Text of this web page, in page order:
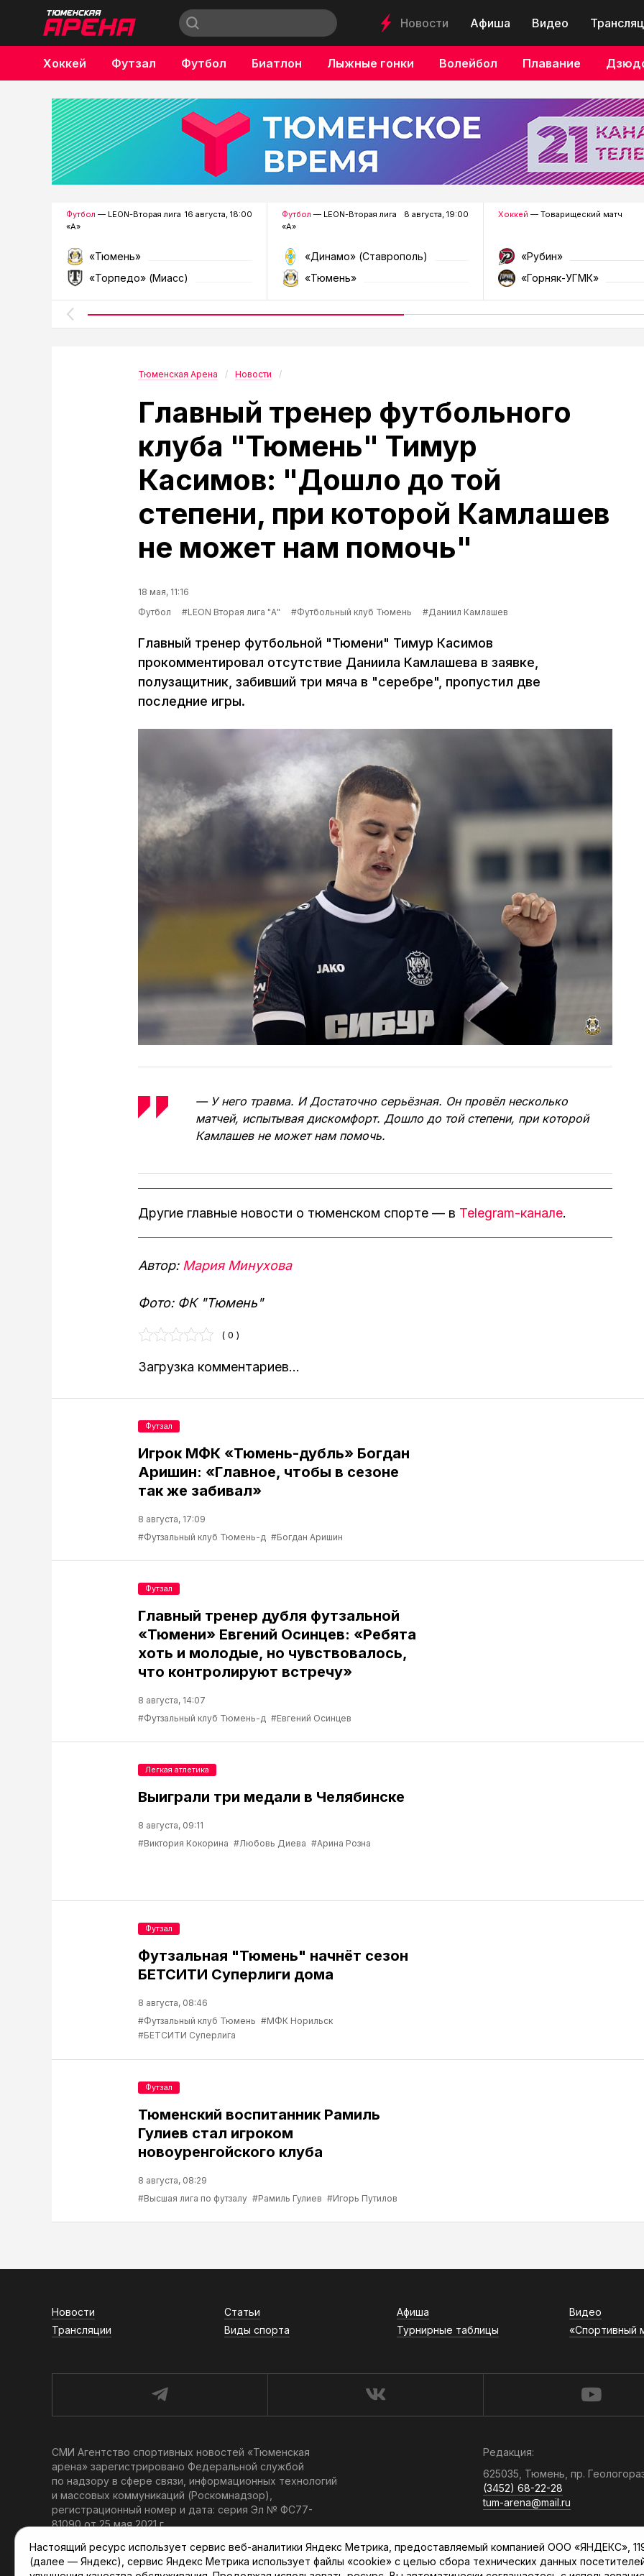
Новости Афиша Видео
Хоккей Футзал Футбол Биатлон Лыжные гонки Волейбол Плавание
Бокс
Футбол — LEON-Вторая лига
«А»
16 августа, 18:00
«Тюмень»
«Торпедо» (Миасс)
Футбол — LEON-Вторая лига
«А»
8 августа, 19:00
«Динамо» (Ставрополь)
«Тюмень»
Хоккей — Товарищеский матч
«Рубин»
«Горняк-УГМК»
Тюменская Арена Новости
Главный тренер футбольного
клуба "Тюмень" Тимур
Касимов: "Дошло до той
степени, при которой Камлашев
не может нам помочь"
18 мая, 11:16
Футбол
#LEON Вторая лига "А" #Футбольный клуб Тюмень #Даниил Камлашев
Главный тренер футбольной "Тюмени" Тимур Касимов
прокомментировал отсутствие Даниила Камлашева в заявке,
полузащитник, забивший три мяча в "серебре", пропустил две
последние игры.
— У него травма. И Достаточно серьёзная. Он провёл несколько
матчей, испытывая дискомфорт. Дошло до той степени, при которой
Камлашев не может нам помочь.
Другие главные новости о тюменском спорте — в Telegram-канале.
Автор: Мария Минухова
Фото: ФК "Тюмень"
( 0 )
Загрузка комментариев...
Игрок МФК «Тюмень-дубль» Богдан
Аришин: «Главное, чтобы в сезоне
так же забивал»
8 августа, 17:09
#Футзальный клуб Тюмень-д #Богдан Аришин
Футзал
Главный тренер дубля футзальной
«Тюмени» Евгений Осинцев: «Ребята
хоть и молодые, но чувствовалось,
что контролируют встречу»
8 августа, 14:07
#Футзальный клуб Тюмень-д #Евгений Осинцев
Футзал
Выиграли три медали в Челябинске
8 августа, 09:11
#Виктория Кокорина #Любовь Диева #Арина Розна
Легкая атлетика
Футзальная "Тюмень" начнёт сезон
БЕТСИТИ Суперлиги дома
8 августа, 08:46
#Футзальный клуб Тюмень #МФК Норильск
#БЕТСИТИ Суперлига
Футзал
Тюменский воспитанник Рамиль
Гулиев стал игроком
новоуренгойского клуба
8 августа, 08:29
#Высшая лига по футзалу #Рамиль Гулиев #Игорь Путилов
Футзал
Новости Статьи Афиша Видео
Трансляции
Виды спорта Турнирные таблицы «Спортивный
СМИ Агентство спортивных новостей «Тюменская
арена» зарегистрировано Федеральной службой
по надзору в сфере связи, информационных технологий
и массовых коммуникаций (Роскомнадзор),
регистрационный номер и дата: серия Эл № ФС77-
81090 от 25 мая 2021 г.
Главный редактор: Мартынов В. В.
При использовании материалов ссылка обязательна.
Редакция:
625035, Тюмень, пр.
(3452) 68-22-28
tum-arena@mail.ru
Отдел продаж:
(3452) 68-89-78
kotovaev@sibinformburo.ru
Настоящий ресурс использует сервис веб-аналитики Яндекс Метрика, предоставляемый компанией ООО «ЯНДЕКС»,
(далее — Яндекс), сервис Яндекс Метрика использует файлы «cookie» с целью сбора технических данных